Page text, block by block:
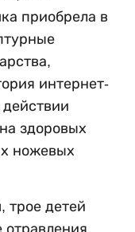
приобрела в
интернет-
здоровых
ножевых
трое детей